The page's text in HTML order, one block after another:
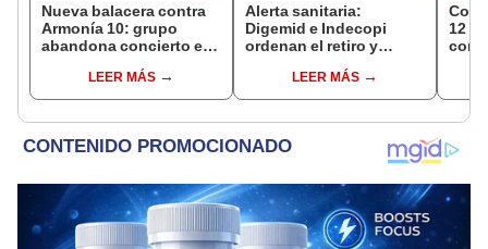
Nueva balacera contra
Armonía 10: grupo
abandona concierto en
en pleno show
LEER MÁS
Alerta sanitaria:
Digemid e Indecopi
ordenan el retiro y
productos médicos
contra el cáncer por
LEER MÁS
12